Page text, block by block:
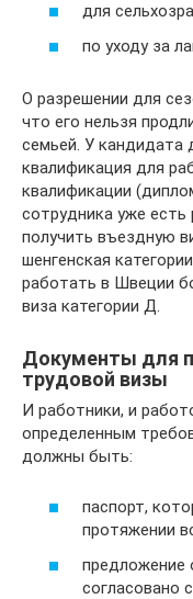
для
по уходу за
О разрешении для
что его нельзя
семьей. У
квалификация для
квалификации
сотрудника уже есть
получить въездную
шенгенская
работать в Швеции
виза категории Д.
Документы для
трудовой визы
И работники, и
определенным
должны быть:
паспорт,
протяжении
предложение
согласовано